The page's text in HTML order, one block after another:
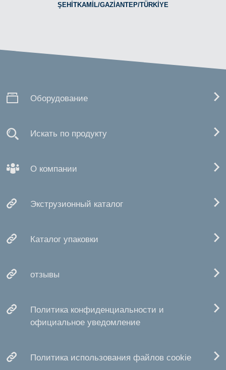
ŞEHİTKAMİL/GAZİANTEP/TÜRKİYE
Оборудование
Искать по продукту
О компании
Экструзионный каталог
Каталог упаковки
отзывы
Политика конфиденциальности и
официальное уведомление
Политика использования файлов cookie